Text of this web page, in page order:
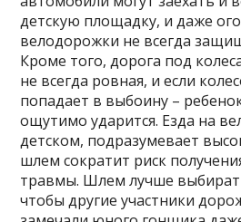
детскую площадку, и даже
велодорожки не всегда
Кроме того, дорога под
не всегда ровная, и если
попадает в выбоину –
ощутимо ударится. Езда на
детском, подразумевает
шлем сократит риск
травмы. Шлем лучше
чтобы другие участники